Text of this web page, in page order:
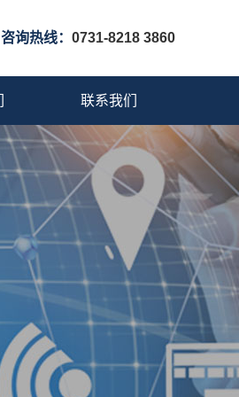
咨询热线： 0731-8218 3860
联系我们